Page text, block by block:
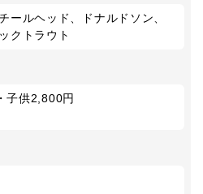
ールヘッド、ドナルドソン、
クトラウト
子供2,800円